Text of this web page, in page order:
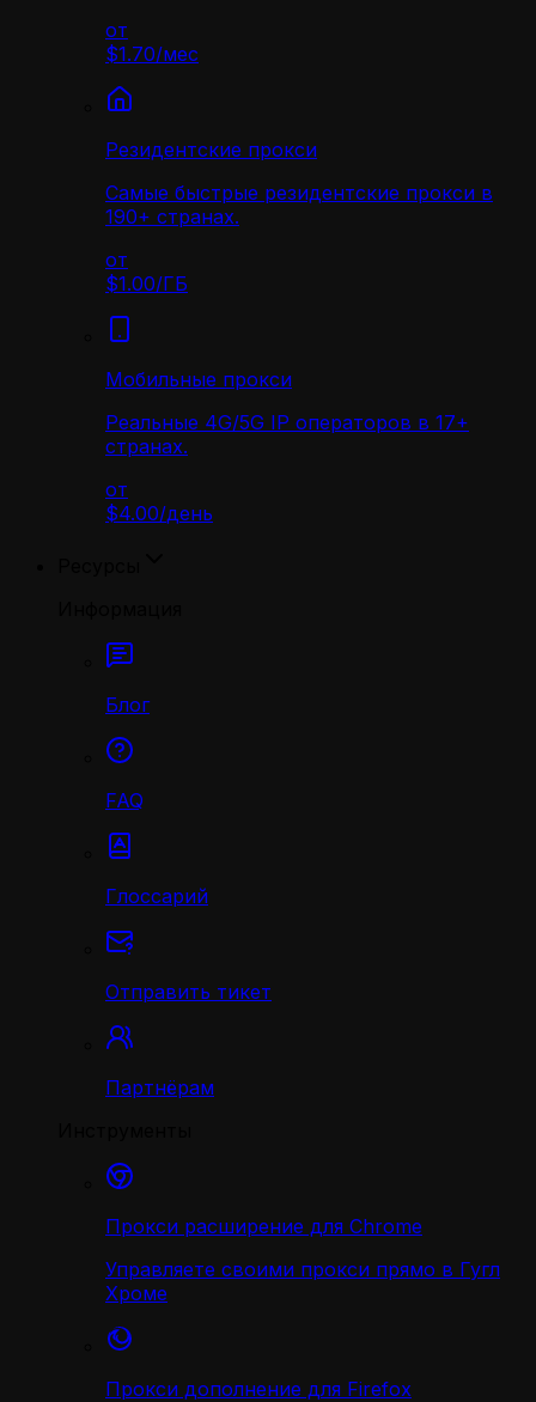
от
$1.70/мес
Резидентские прокси
Самые быстрые резидентские прокси в
190+ странах.
от
$1.00/ГБ
Мобильные прокси
Реальные 4G/5G IP операторов в 17+
странах.
от
$4.00/день
Блог
FAQ
Глоссарий
Отправить тикет
Партнёрам
Прокси расширение для Chrome
Управляете своими прокси прямо в Гугл
Хроме
Прокси дополнение для Firefox